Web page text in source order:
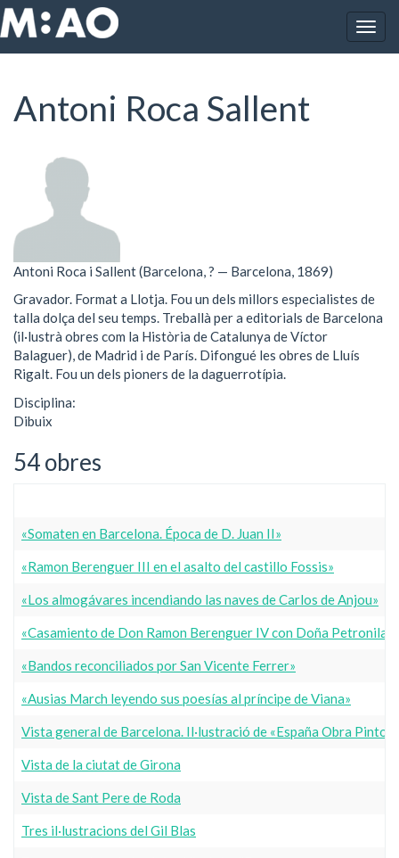
Vés al contingut
Inici Antoni Roca Sallent
Antoni Roca Sallent
Antoni Roca i Sallent (Barcelona, ? — Barcelona, 1869)
Gravador. Format a Llotja. Fou un dels millors especialistes de
talla dolça del seu temps. Treballà per a editorials de Barcelona
(il·lustrà obres com la Història de Catalunya de Víctor
Balaguer), de Madrid i de París. Difongué les obres de Lluís
Rigalt. Fou un dels pioners de la daguerrotípia.
Disciplina:
Dibuix
54 obres
«Somaten en Barcelona. Época de D. Juan II»
«Ramon Berenguer III en el asalto del castillo Fossis»
«Los almogávares incendiando las naves de Carlos de Anjou»
«Casamiento de Don Ramon Berenguer IV con Doña Petronila
«Bandos reconciliados por San Vicente Ferrer»
«Ausias March leyendo sus poesías al príncipe de Viana»
Vista general de Barcelona. Il·lustració de «España Obra
Vista de la ciutat de Girona
Vista de Sant Pere de Roda
Tres il·lustracions del Gil Blas